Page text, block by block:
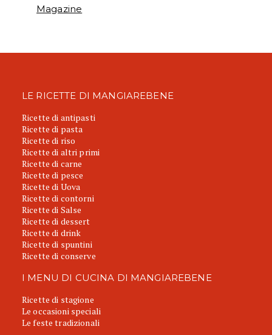
Magazine
LE RICETTE DI MANGIAREBENE
Ricette di antipasti
Ricette di pasta
Ricette di riso
Ricette di altri primi
Ricette di carne
Ricette di pesce
Ricette di Uova
Ricette di contorni
Ricette di Salse
Ricette di dessert
Ricette di drink
Ricette di spuntini
Ricette di conserve
I MENU DI CUCINA DI MANGIAREBENE
Ricette di stagione
Le occasioni speciali
Le feste tradizionali